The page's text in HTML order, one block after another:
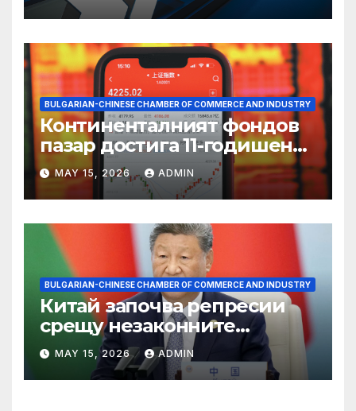
BULGARIAN-CHINESE CHAMBER OF COMMERCE AND INDUSTRY
Континенталният фондов
пазар достига 11-годишен
връх
MAY 15, 2026 ADMIN
BULGARIAN-CHINESE CHAMBER OF COMMERCE AND INDUSTRY
Китай започва репресии
срещу незаконните
практики в сектора на TCM
MAY 15, 2026 ADMIN